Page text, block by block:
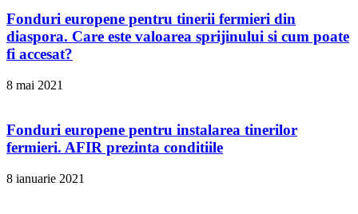
Fonduri europene pentru tinerii fermieri din
diaspora. Care este valoarea sprijinului si cum poate
fi accesat?
8 mai 2021
Fonduri europene pentru instalarea tinerilor
fermieri. AFIR prezinta conditiile
8 ianuarie 2021